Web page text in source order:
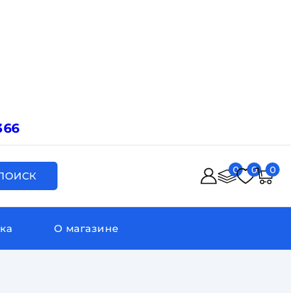
0 0 0
О магазине